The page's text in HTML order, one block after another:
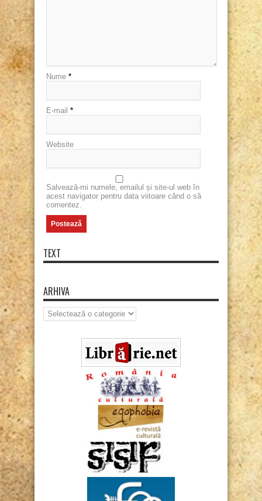
Nume *
E-mail *
Website
Salvează-mi numele, emailul și site-ul web în
acest navigator pentru data viitoare când o să
comentez.
TEXT
ARHIVA
Arhiva